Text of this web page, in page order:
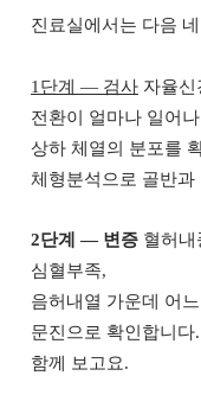
진료실에서는 다음
1단계 — 검사 자율신
전환이 얼마나 일어
상하 체열의 분포를
체형분석으로 골반
2단계 — 변증 혈허내
심혈부족,
음허내열 가운데 어
문진으로 확인합니
함께 보고요.